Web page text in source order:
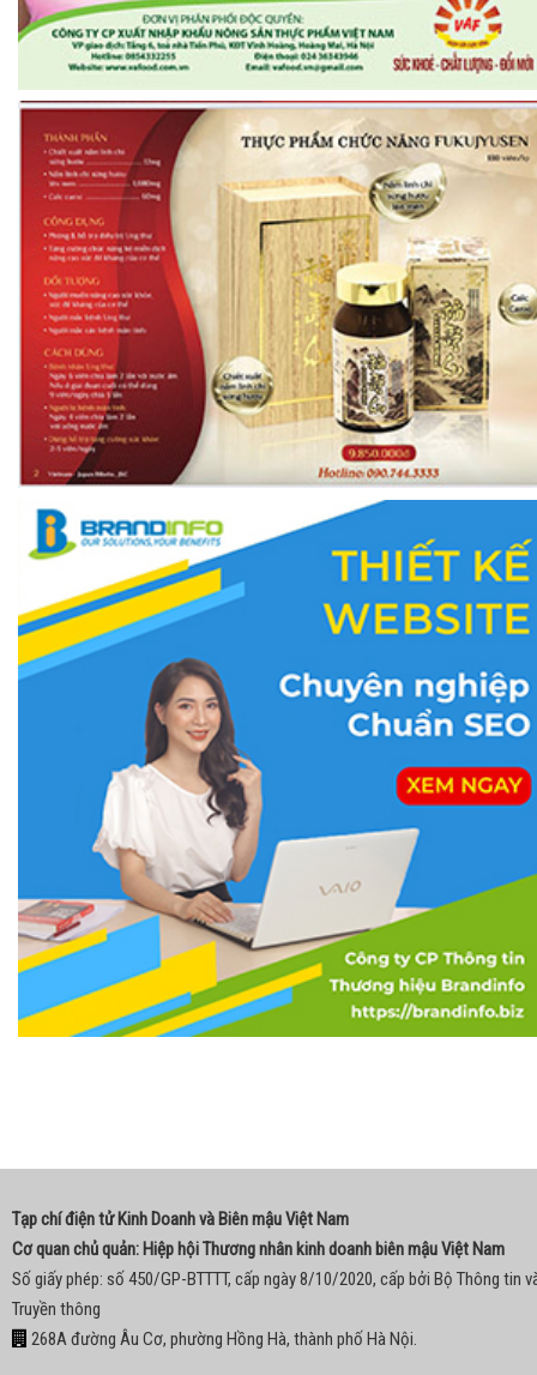
Tạp chí điện tử Kinh Doanh và Biên mậu Việt Nam
Cơ quan chủ quản: Hiệp hội Thương nhân kinh doanh biên mậu Việt Nam
Số giấy phép: số 450/GP-BTTTT, cấp ngày 8/10/2020, cấp bởi Bộ Thông tin
Truyền thông
268A đường Âu Cơ, phường Hồng Hà, thành phố Hà Nội.